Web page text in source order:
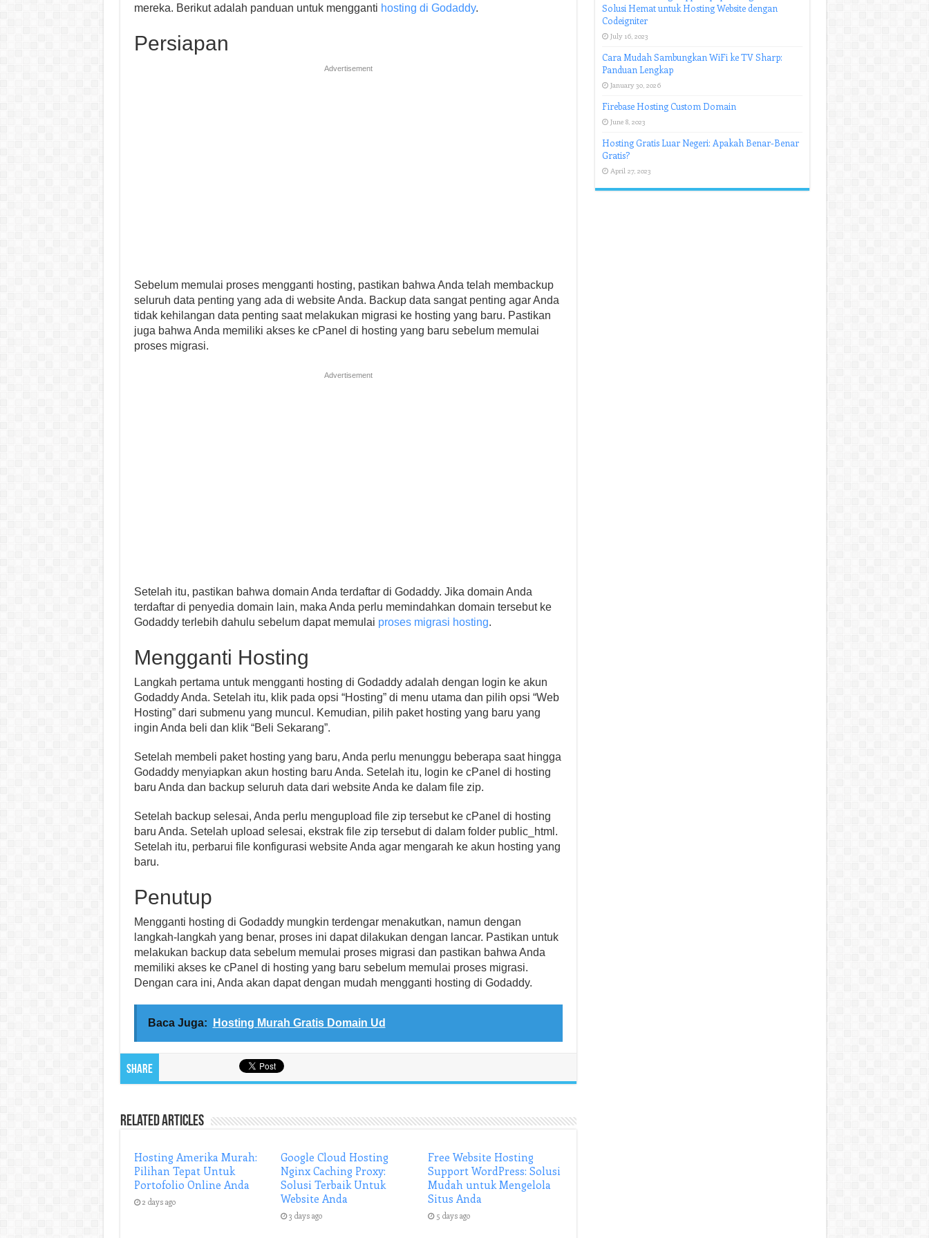
mereka. Berikut adalah panduan untuk mengganti hosting di Godaddy.
Persiapan
Advertisement
Sebelum memulai proses mengganti hosting, pastikan bahwa Anda telah membackup
seluruh data penting yang ada di website Anda. Backup data sangat penting agar Anda
tidak kehilangan data penting saat melakukan migrasi ke hosting yang baru. Pastikan
juga bahwa Anda memiliki akses ke cPanel di hosting yang baru sebelum memulai
proses migrasi.
Advertisement
Setelah itu, pastikan bahwa domain Anda terdaftar di Godaddy. Jika domain Anda
terdaftar di penyedia domain lain, maka Anda perlu memindahkan domain tersebut ke
Godaddy terlebih dahulu sebelum dapat memulai proses migrasi hosting.
Mengganti Hosting
Langkah pertama untuk mengganti hosting di Godaddy adalah dengan login ke akun
Godaddy Anda. Setelah itu, klik pada opsi “Hosting” di menu utama dan pilih opsi “Web
Hosting” dari submenu yang muncul. Kemudian, pilih paket hosting yang baru yang
ingin Anda beli dan klik “Beli Sekarang”.
Setelah membeli paket hosting yang baru, Anda perlu menunggu beberapa saat hingga
Godaddy menyiapkan akun hosting baru Anda. Setelah itu, login ke cPanel di hosting
baru Anda dan backup seluruh data dari website Anda ke dalam file zip.
Setelah backup selesai, Anda perlu mengupload file zip tersebut ke cPanel di hosting
baru Anda. Setelah upload selesai, ekstrak file zip tersebut di dalam folder public_html.
Setelah itu, perbarui file konfigurasi website Anda agar mengarah ke akun hosting yang
baru.
Penutup
Mengganti hosting di Godaddy mungkin terdengar menakutkan, namun dengan
langkah-langkah yang benar, proses ini dapat dilakukan dengan lancar. Pastikan untuk
melakukan backup data sebelum memulai proses migrasi dan pastikan bahwa Anda
memiliki akses ke cPanel di hosting yang baru sebelum memulai proses migrasi.
Dengan cara ini, Anda akan dapat dengan mudah mengganti hosting di Godaddy.
Baca Juga: Hosting Murah Gratis Domain Ud
Share
Related Articles
Hosting Amerika Murah:
Pilihan Tepat Untuk
Portofolio Online Anda
2 days ago
Google Cloud Hosting
Nginx Caching Proxy:
Solusi Terbaik Untuk
Website Anda
3 days ago
Free Website Hosting
Support WordPress: Solusi
Mudah untuk Mengelola
Situs Anda
5 days ago
Solusi Hemat untuk Hosting Website dengan
Codeigniter
July 16, 2023
Cara Mudah Sambungkan WiFi ke TV Sharp:
Panduan Lengkap
January 30, 2026
Firebase Hosting Custom Domain
June 8, 2023
Hosting Gratis Luar Negeri: Apakah Benar-Benar
Gratis?
April 27, 2023